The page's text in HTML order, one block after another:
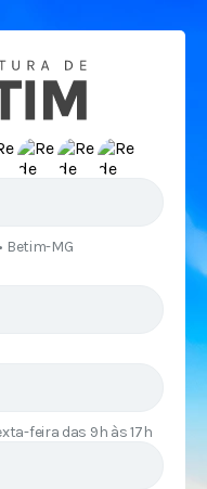
Betim-MG
feira das 9h às 17h